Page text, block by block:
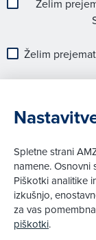
Želim
Želim
in
Spletne strani
namene. Osnovni
Piškotki analitike
izkušnjo,
za vas
piškotki.